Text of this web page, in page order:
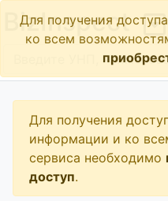
BizInspect
Для получения
ко всем
Для получения
информации и ко
сервиса необходимо
доступ.